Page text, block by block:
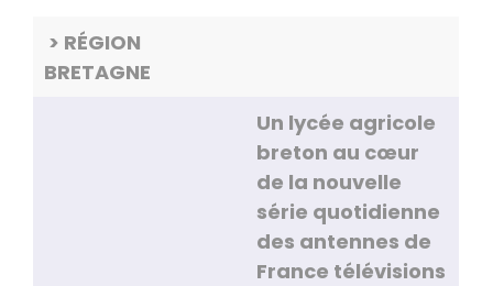
> RÉGION
BRETAGNE
Un lycée agricole
breton au cœur
de la nouvelle
série quotidienne
des antennes de
France télévisions